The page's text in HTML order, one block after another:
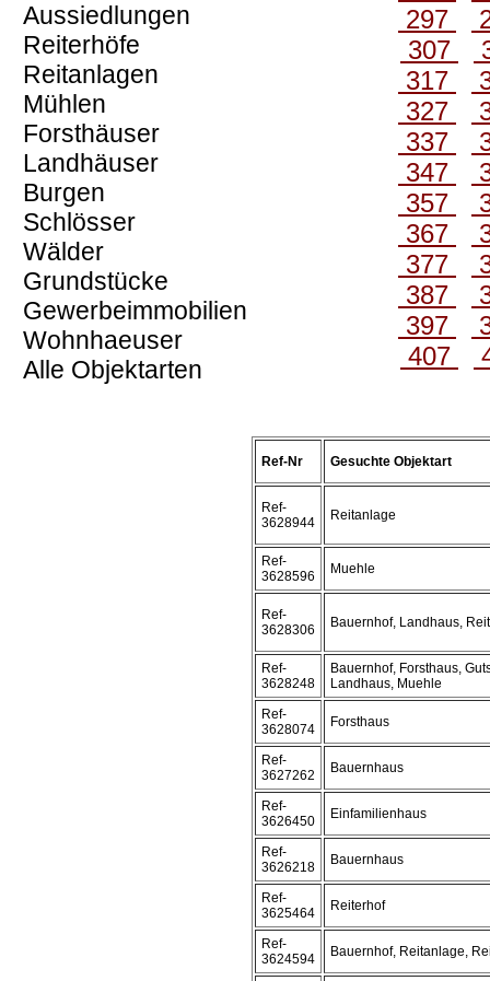
Aussiedlungen
Reiterhöfe
Reitanlagen
Mühlen
Forsthäuser
Landhäuser
Burgen
Schlösser
Wälder
Grundstücke
Gewerbeimmobilien
Wohnhaeuser
Alle Objektarten
297
307
317
327
337
347
357
367
377
387
397
407
Ref-Nr Gesuchte Objektart
Ref-
3628944
Reitanlage
Ref-
3628596
Muehle
Ref-
3628306
Bauernhof, Landhaus,
Ref-
3628248
Bauernhof, Forsthaus,
Landhaus, Muehle
Ref-
3628074
Forsthaus
Ref-
3627262
Bauernhaus
Ref-
3626450
Einfamilienhaus
Ref-
3626218
Bauernhaus
Ref-
3625464
Reiterhof
Ref-
3624594
Bauernhof, Reitanlage,